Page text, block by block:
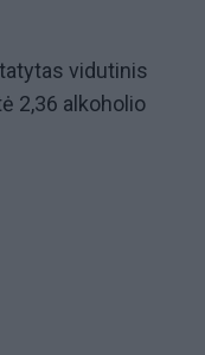
vidutinis
2,36 alkoholio